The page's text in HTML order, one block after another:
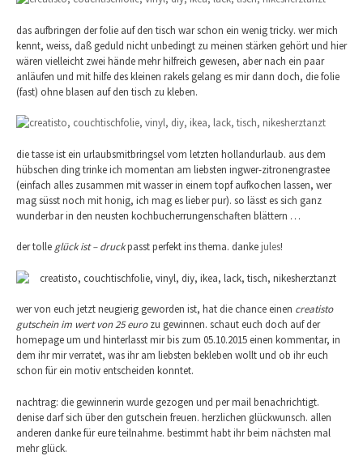
das aufbringen der folie auf den tisch war schon ein wenig tricky. wer mich
kennt, weiss, daß geduld nicht unbedingt zu meinen stärken gehört und hier
wären vielleicht zwei hände mehr hilfreich gewesen, aber nach ein paar
anläufen und mit hilfe des kleinen rakels gelang es mir dann doch, die folie
(fast) ohne blasen auf den tisch zu kleben.
die tasse ist ein urlaubsmitbringsel vom letzten hollandurlaub. aus dem
hübschen ding trinke ich momentan am liebsten ingwer-zitronengrastee
(einfach alles zusammen mit wasser in einem topf aufkochen lassen, wer
mag süsst noch mit honig, ich mag es lieber pur). so lässt es sich ganz
wunderbar in den neusten kochbucherrungenschaften blättern …
der tolle glück ist – druckpasst perfekt ins thema. danke jules!
wer von euch jetzt neugierig geworden ist, hat die chance einen creatisto
gutschein im wert von 25 eurozu gewinnen. schaut euch doch auf der
homepage um und hinterlasst mir bis zum 05.10.2015 einen kommentar, in
dem ihr mir verratet, was ihr am liebsten bekleben wollt und ob ihr euch
schon für ein motiv entscheiden konntet.
nachtrag: die gewinnerin wurde gezogen und per mail benachrichtigt.
denise darf sich über den gutschein freuen. herzlichen glückwunsch. allen
anderen danke für eure teilnahme. bestimmt habt ihr beim nächsten mal
mehr glück.